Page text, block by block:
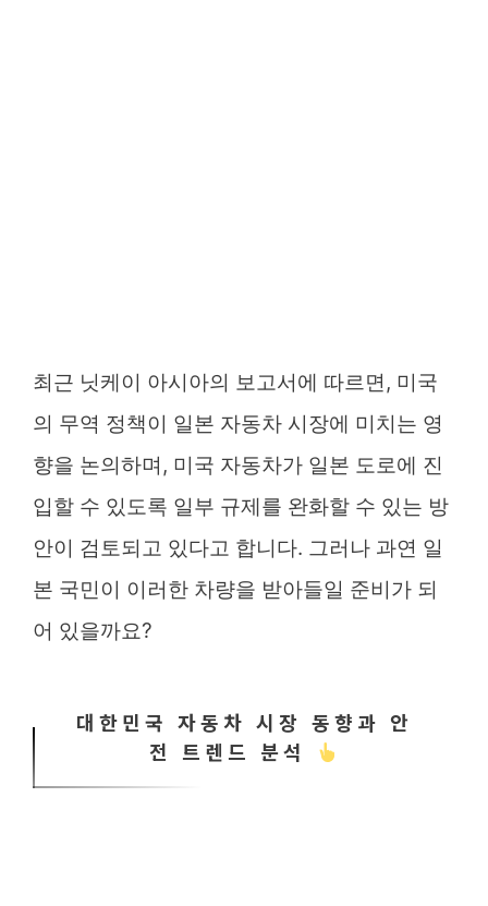
최근 닛케이 아시아의 보고서에 따르면, 미국
의 무역 정책이 일본 자동차 시장에 미치는 영
향을 논의하며, 미국 자동차가 일본 도로에 진
입할 수 있도록 일부 규제를 완화할 수 있는 방
안이 검토되고 있다고 합니다. 그러나 과연 일
본 국민이 이러한 차량을 받아들일 준비가 되
어 있을까요?
대한민국 자동차 시장 동향과 안
전 트렌드 분석